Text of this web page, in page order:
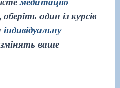
оберіть один із курсів
індивідуальну
ваше